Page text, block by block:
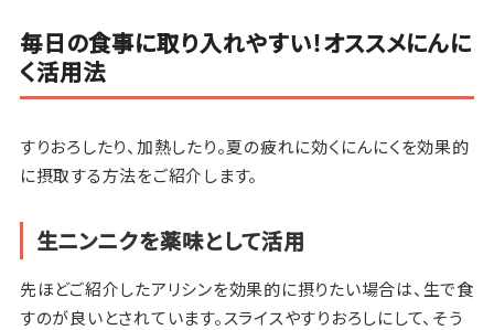
毎日の食事に取り入れやすい！オススメにんに
く活用法
すりおろしたり、加熱したり。夏の疲れに効くにんにくを効果的
に摂取する方法をご紹介します。
生ニンニクを薬味として活用
先ほどご紹介したアリシンを効果的に摂りたい場合は、生で食
すのが良いとされています。スライスやすりおろしにして、そう